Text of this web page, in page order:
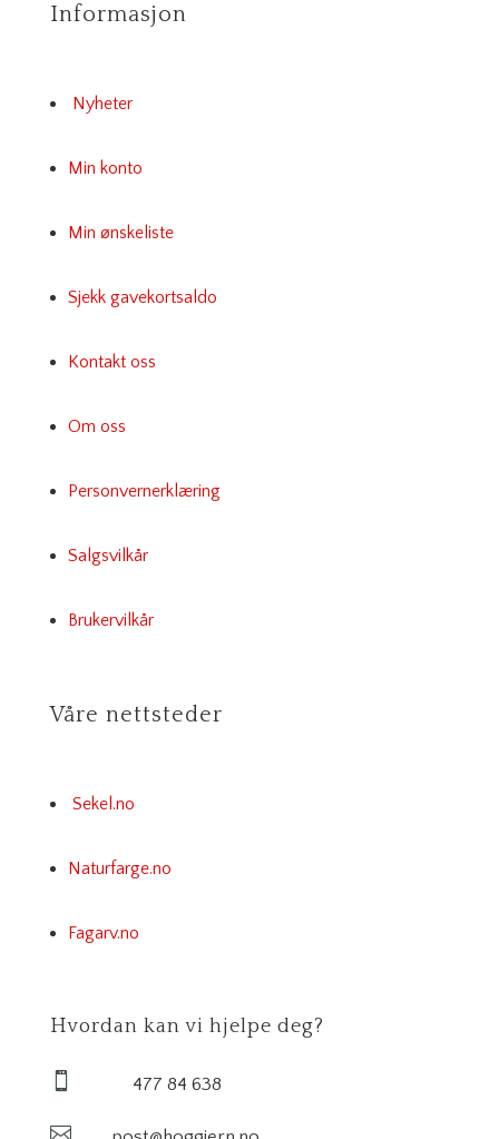
Informasjon
Nyheter
Min konto
Min ønskeliste
Sjekk gavekortsaldo
Kontakt oss
Om oss
Personvernerklæring
Salgsvilkår
Brukervilkår
Våre nettsteder
Sekel.no
Naturfarge.no
Fagarv.no
Hvordan kan vi hjelpe deg?
 477 84 638
